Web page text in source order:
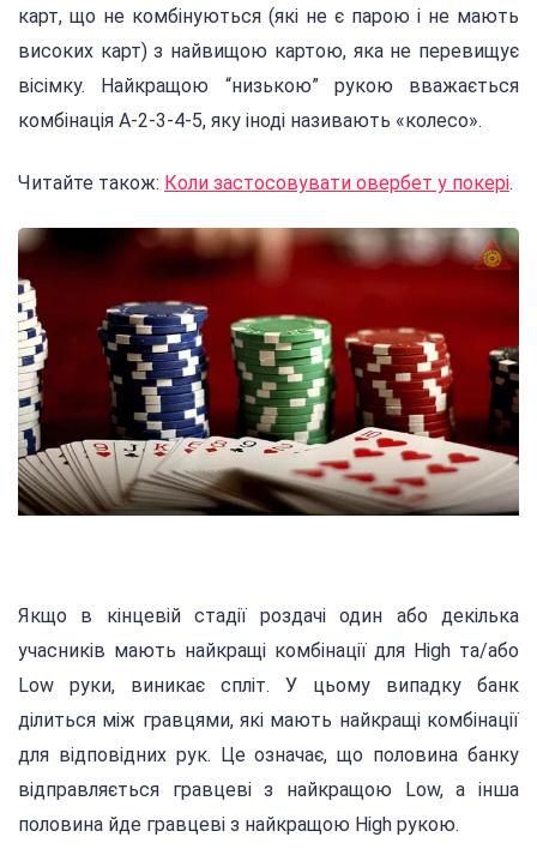
карт, що не комбінуються (які не є парою і не мають
високих карт) з найвищою картою, яка не перевищує
вісімку. Найкращою “низькою” рукою вважається
комбінація A-2-3-4-5, яку іноді називають «колесо».
Читайте також: Коли застосовувати овербет у покері.
Якщо в кінцевій стадії роздачі один або декілька
учасників мають найкращі комбінації для High та/або
Low руки, виникає спліт. У цьому випадку банк
ділиться між гравцями, які мають найкращі комбінації
для відповідних рук. Це означає, що половина банку
відправляється гравцеві з найкращою Low, а інша
половина йде гравцеві з найкращою High рукою.